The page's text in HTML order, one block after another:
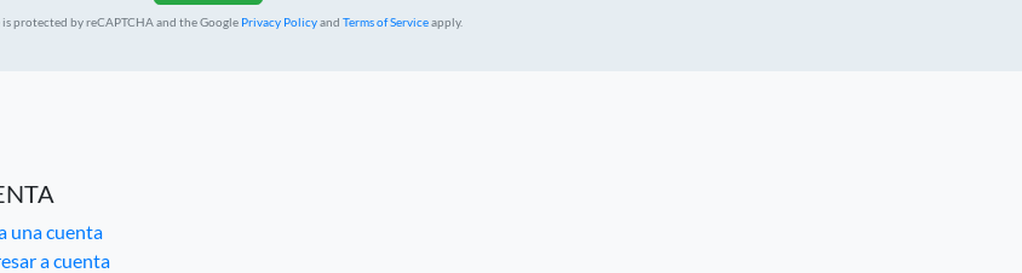
is protected by reCAPTCHA and the Google Privacy Policyand Terms of Serviceapply.
una cuenta
a cuenta